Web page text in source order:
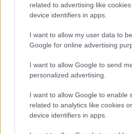
related to advertising like
device identifiers in apps.
I want to allow my user data to
Google for online advertising
I want to allow Google to send
personalized advertising.
I want to allow Google to enable
related to analytics like cookies
device identifiers in apps.
Paris Saint-Germain
Manchester United
Felkészülési szezon 4. mérkőzés
Nya Ullevi, Göteborg
2026-08-08 17:00